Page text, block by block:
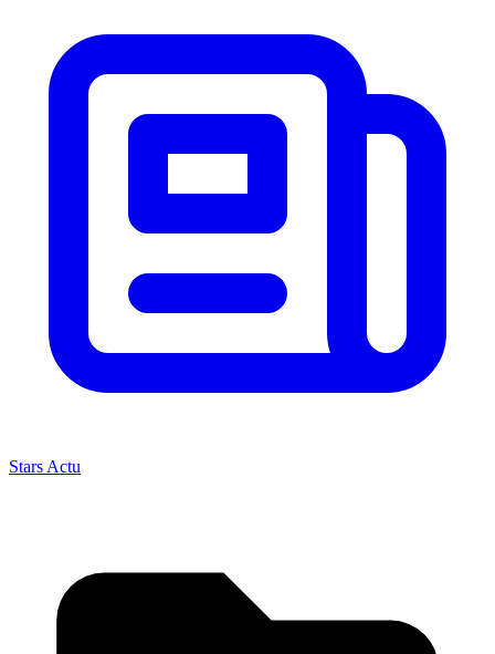
Stars Actu